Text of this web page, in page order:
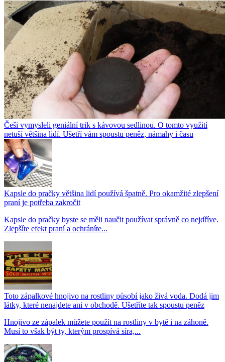
Češi vymysleli geniální trik s kávovou sedlinou. O tomto využití
netuší většina lidí. Ušetří vám spoustu peněz, námahy i času
Kapsle do pračky většina lidí používá špatně. Pro okamžité zlepšení
praní je potřeba zakročit
Kapsle do pračky byste se měli naučit používat správně co nejdříve.
Zlepšíte efekt praní a ochráníte...
Toto zápalkové hnojivo na rostliny působí jako živá voda. Dodá jim
látky, které nenajdete ani v obchodě. Ušetříte tak spoustu peněz
Hnojivo ze zápalek můžete použít na rostliny v bytě i na záhoně.
Musí to však být ty, kterým prospívá síra,...